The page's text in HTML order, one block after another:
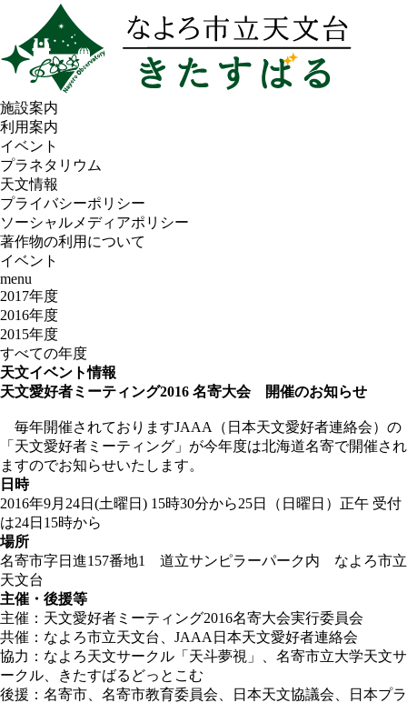
施設案内
利用案内
イベント
プラネタリウム
天文情報
プライバシーポリシー
ソーシャルメディアポリシー
著作物の利用について
イベント
menu
2017年度
2016年度
2015年度
すべての年度
天文イベント情報
天文愛好者ミーティング2016 名寄大会 開催のお知らせ
毎年開催されておりますJAAA（日本天文愛好者連絡会） の
「天文愛好者ミーティング」が今年度は北海道名寄で開催され
ますのでお知らせいたします。
日時
2016年9月24日(土曜日) 15時30分から25日（日曜日）正午 受付
は24日15時から
場所
名寄市字日進157番地1 道立サンピラーパーク内 なよろ市立
天文台
主催・後援等
主催：天文愛好者ミーティング2016名寄大会実行委員会
共催：なよろ市立天文台、JAAA日本天文愛好者連絡会
協力：なよろ天文サークル「天斗夢視」、名寄市立大学天文サ
ークル、きたすばるどっとこむ
後援：名寄市、名寄市教育委員会、日本天文協議会、日本プラ